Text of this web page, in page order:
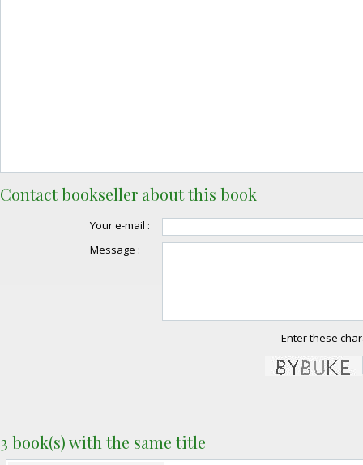
Contact bookseller about this book
Your e-mail :
Message :
Enter these
3 book(s) with the same title